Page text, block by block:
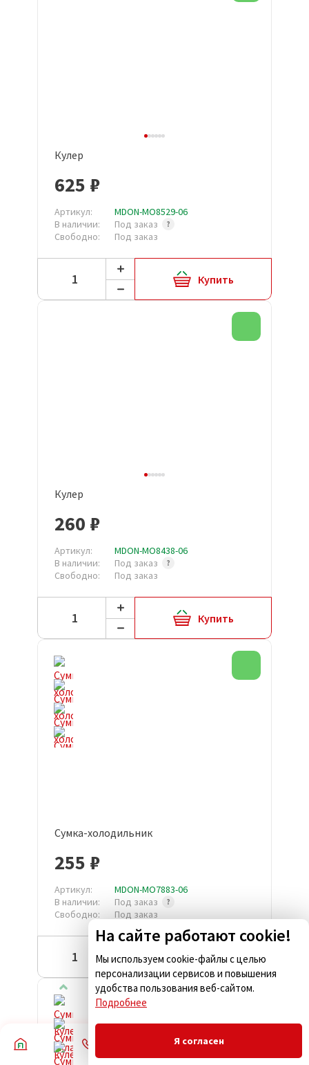
Кулер
625 ₽
Артикул:
MDON-MO8529-06
В наличии:
Под заказ
Свободно:
Под заказ
Купить
Кулер
260 ₽
Артикул:
MDON-MO8438-06
В наличии:
Под заказ
Свободно:
Под заказ
Купить
Сумка-холодильник
255 ₽
Артикул:
MDON-MO7883-06
В наличии:
Под заказ
Свободно:
Под заказ
Купить
На сайте работают cookie!
Мы используем cookie-файлы с целью
персонализации сервисов и повышения
удобства пользования веб-сайтом.
Подробнее
Я согласен